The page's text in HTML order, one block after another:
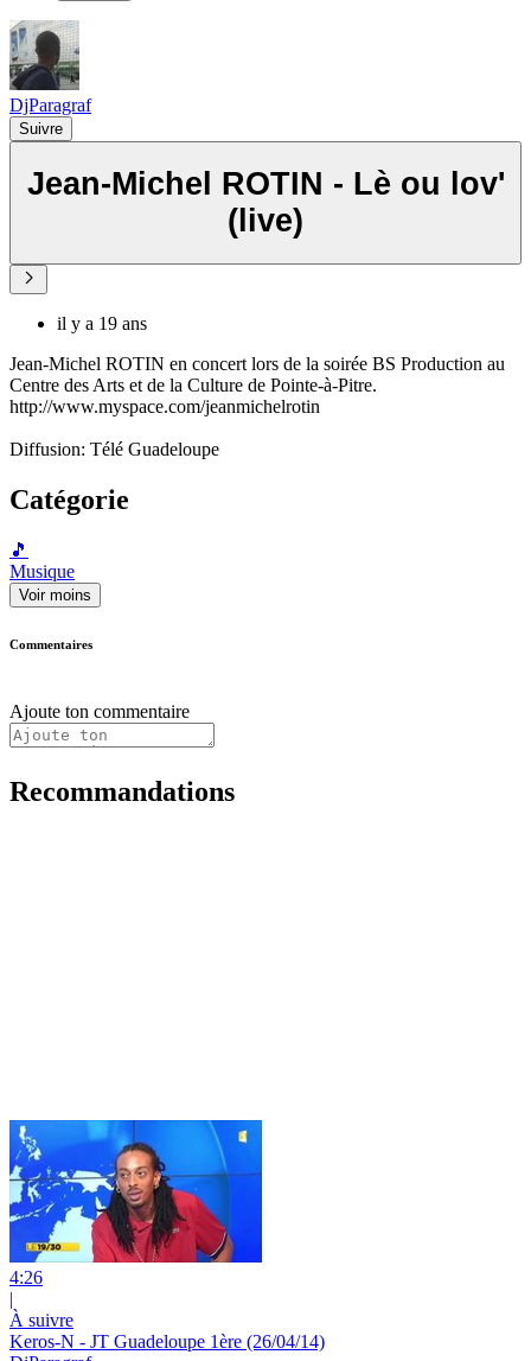
DjParagraf
Suivre
Jean-Michel ROTIN - Lè ou lov'
(live)
il y a 19 ans
Jean-Michel ROTIN en concert lors de la soirée BS Production au
Centre des Arts et de la Culture de Pointe-à-Pitre.
http://www.myspace.com/jeanmichelrotin
Diffusion: Télé Guadeloupe
Catégorie
🎵
Musique
Voir moins
Commentaires
Ajoute ton commentaire
Recommandations
4:26
|
À suivre
Keros-N - JT Guadeloupe 1ère (26/04/14)